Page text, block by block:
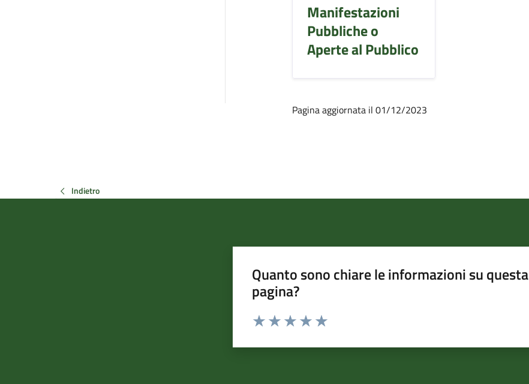
Manifestazioni
Pubbliche o
Aperte al Pubblico
Pagina aggiornata il 01/12/2023
Indietro
Quanto sono chiare le informazioni su questa
pagina?
Valuta da 1 a 5 stelle la pagina